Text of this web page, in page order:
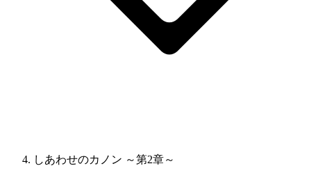
しあわせのカノン ～第2章～